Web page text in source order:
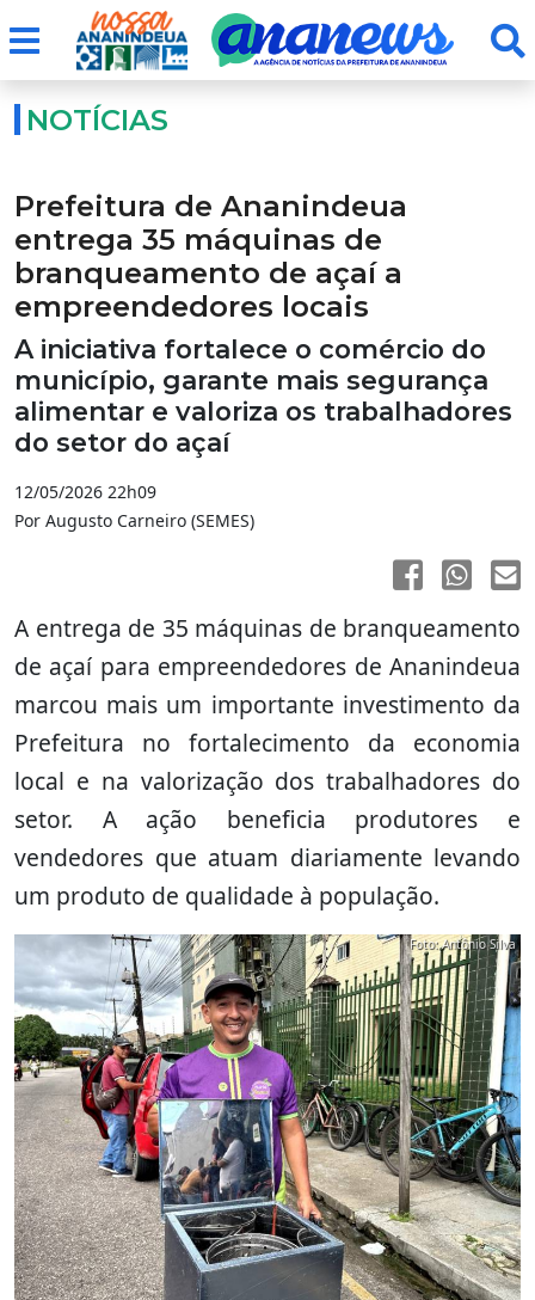
NOTÍCIAS
Prefeitura de Ananindeua
entrega 35 máquinas de
branqueamento de açaí a
empreendedores locais
A iniciativa fortalece o comércio do
município, garante mais segurança
alimentar e valoriza os trabalhadores
do setor do açaí
12/05/2026 22h09
Por Augusto Carneiro (SEMES)
A entrega de 35 máquinas de branqueamento
de açaí para empreendedores de Ananindeua
marcou mais um importante investimento da
Prefeitura no fortalecimento da economia
local e na valorização dos trabalhadores do
setor. A ação beneficia produtores e
vendedores que atuam diariamente levando
um produto de qualidade à população.
Foto: Antônio Silva